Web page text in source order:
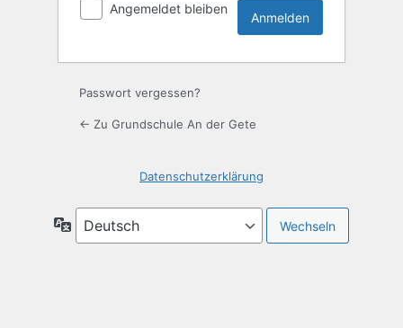
Angemeldet bleiben
Passwort vergessen?
← Zu Grundschule An der Gete
Datenschutzerklärung
Sprache